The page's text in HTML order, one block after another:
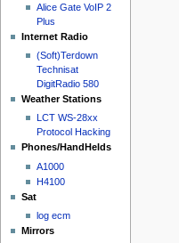
Alice Gate VoIP 2
Plus
Internet Radio
(Soft)Terdown
Technisat
DigitRadio 580
Weather Stations
LCT WS-28xx
Protocol Hacking
Phones/HandHelds
A1000
H4100
Sat
log ecm
Mirrors